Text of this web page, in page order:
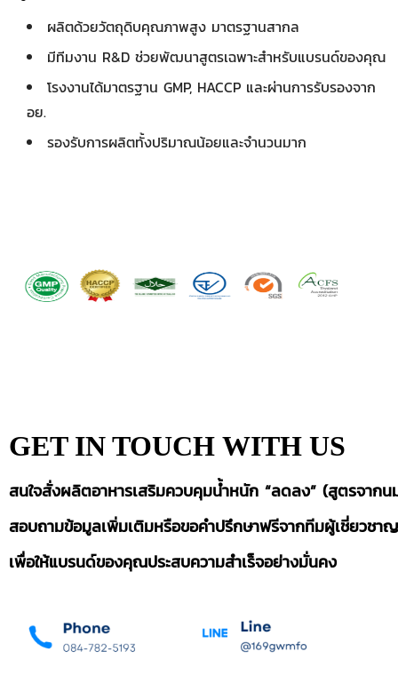
ผลิตด้วยวัตถุดิบคุณภาพสูง มาตรฐานสากล
มีทีมงาน R&D ช่วยพัฒนาสูตรเฉพาะสำหรับแบรนด์ของคุณ
โรงงานได้มาตรฐาน GMP, HACCP และผ่านการรับรองจาก
อย.
รองรับการผลิตทั้งปริมาณน้อยและจำนวนมาก
GET IN TOUCH WITH US
สนใจสั่งผลิตอาหารเสริมควบคุมน้ำหนัก “ลดลง” (สูตรจากน
สอบถามข้อมูลเพิ่มเติมหรือขอคำปรึกษาฟรีจากทีมผู้เชี่ยวชาญ
เพื่อให้แบรนด์ของคุณประสบความสำเร็จอย่างมั่นคง